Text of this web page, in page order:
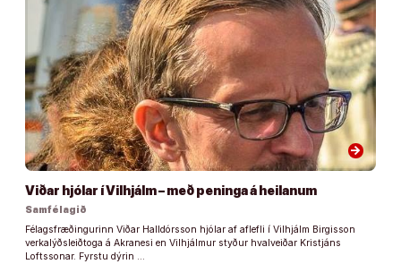
arrow_forward
Viðar hjólar í Vilhjálm – með peninga á heilanum
Samfélagið
Félagsfræðingurinn Viðar Halldórsson hjólar af aflefli í Vilhjálm Birgisson
verkalýðsleiðtoga á Akranesi en Vilhjálmur styður hvalveiðar Kristjáns
Loftssonar. Fyrstu dýrin …